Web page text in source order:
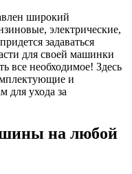
широкий
электрические,
задаваться
для своей машинки
все необходимое! Здесь
и
для ухода за
на любой